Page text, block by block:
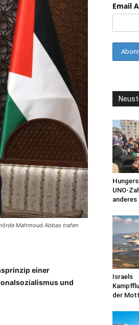
Mahmoud Abbas trafen
einer
und
Email
UNO-
anderes
Israels
der